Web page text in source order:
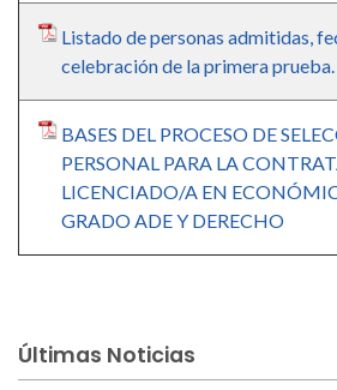
Listado de personas admitidas,
celebración de la primera prueba.
BASES DEL PROCESO DE
PERSONAL PARA LA
LICENCIADO/A EN
GRADO ADE Y DERECHO
Últimas Noticias